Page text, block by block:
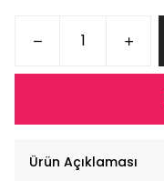
Ürün Açıklaması